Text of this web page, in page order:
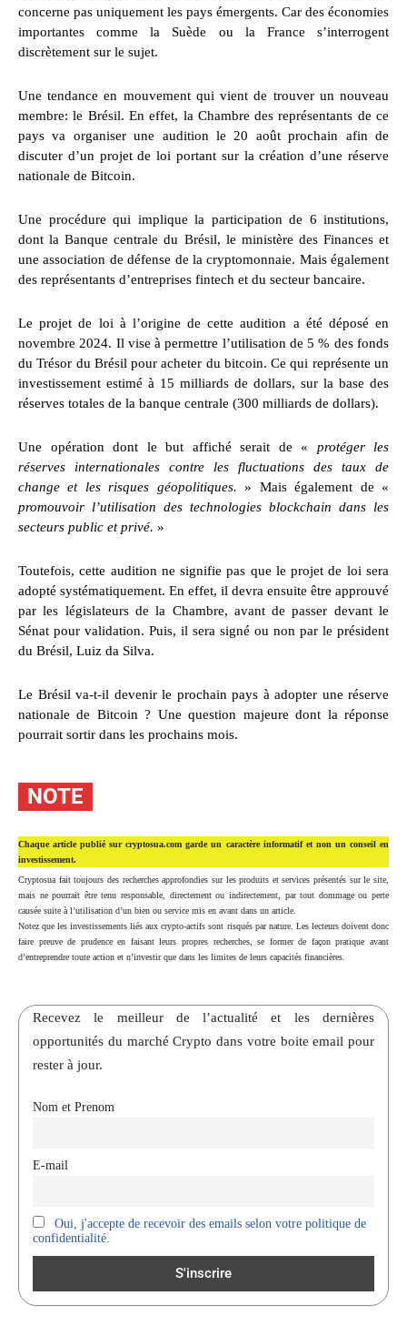
concerne pas uniquement les pays émergents. Car des économies
importantes comme la Suède ou la France s’interrogent
discrètement sur le sujet.
Une tendance en mouvement qui vient de trouver un nouveau
membre: le Brésil. En effet, la Chambre des représentants de ce
pays va organiser une audition le 20 août prochain afin de
discuter d’un projet de loi portant sur la création d’une réserve
nationale de Bitcoin.
Une procédure qui implique la participation de 6 institutions,
dont la Banque centrale du Brésil, le ministère des Finances et
une association de défense de la cryptomonnaie. Mais également
des représentants d’entreprises fintech et du secteur bancaire.
Le projet de loi à l’origine de cette audition a été déposé en
novembre 2024. Il vise à permettre l’utilisation de 5 % des fonds
du Trésor du Brésil pour acheter du bitcoin. Ce qui représente un
investissement estimé à 15 milliards de dollars, sur la base des
réserves totales de la banque centrale (300 milliards de dollars).
Une opération dont le but affiché serait de « protéger les
réserves internationales contre les fluctuations des taux de
change et les risques géopolitiques. » Mais également de «
promouvoir l’utilisation des technologies blockchain dans les
secteurs public et privé. »
Toutefois, cette audition ne signifie pas que le projet de loi sera
adopté systématiquement. En effet, il devra ensuite être approuvé
par les législateurs de la Chambre, avant de passer devant le
Sénat pour validation. Puis, il sera signé ou non par le président
du Brésil, Luiz da Silva.
Le Brésil va-t-il devenir le prochain pays à adopter une réserve
nationale de Bitcoin ? Une question majeure dont la réponse
pourrait sortir dans les prochains mois.
NOTE
Chaque article publié sur cryptosua.com garde un caractère informatif et non un conseil en
investissement.
Cryptosua fait toujours des recherches approfondies sur les produits et services présentés sur le site,
mais ne pourrait être tenu responsable, directement ou indirectement, par tout dommage ou perte
causée suite à l’utilisation d’un bien ou service mis en avant dans un article.
Notez que les investissements liés aux crypto-actifs sont risqués par nature. Les lecteurs doivent donc
faire preuve de prudence en faisant leurs propres recherches, se former de façon pratique avant
d’entreprendre toute action et n’investir que dans les limites de leurs capacités financières.
Recevez le meilleur de l’actualité et les dernières
opportunités du marché Crypto dans votre boite email pour
rester à jour.
Nom et Prenom
E-mail
Oui, j'accepte de recevoir des emails selon votre politique de
confidentialité.